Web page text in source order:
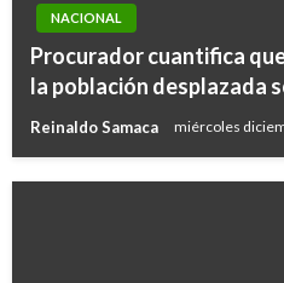
NACIONAL
Procurador cuantifica
la población desplazada
Reinaldo Samaca miércoles